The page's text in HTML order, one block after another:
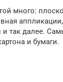
много:
так далее.
и бумаги.